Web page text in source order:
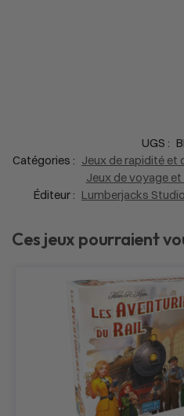
UGS :
Catégories : Jeux de rapidité et
Jeux de voyage
Éditeur : Lumberjacks
Ces jeux pourraient